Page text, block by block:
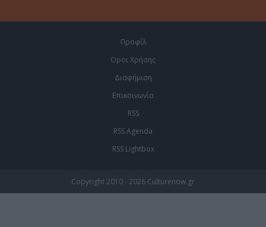
Προφίλ
Οροι Χρήσης
Διαφήμιση
Επικοινωνία
RSS
RSS Agenda
RSS Lightbox
Copyright 2010 - 2026 Culturenow.gr